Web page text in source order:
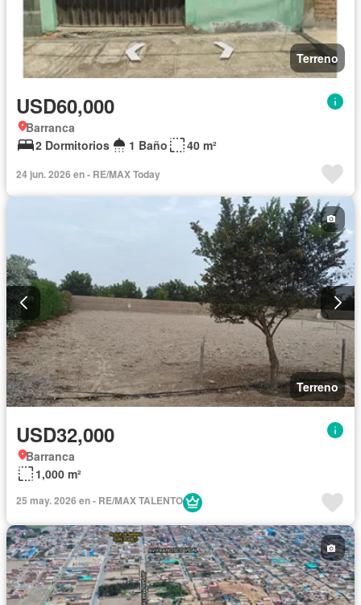
Terreno
USD60,000
Barranca
2 Dormitorios
1 Baño 40 m²
24 jun. 2026 en - RE/MAX Today
Terreno
USD32,000
Barranca
1,000 m²
25 may. 2026 en - RE/MAX TALENTO